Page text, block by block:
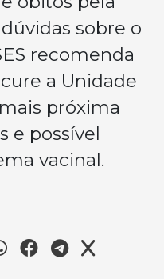
sobre o
recomenda
a Unidade
próxima
e possível
vacinal.